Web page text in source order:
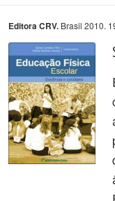
Editora CRV. Brasil 2010.